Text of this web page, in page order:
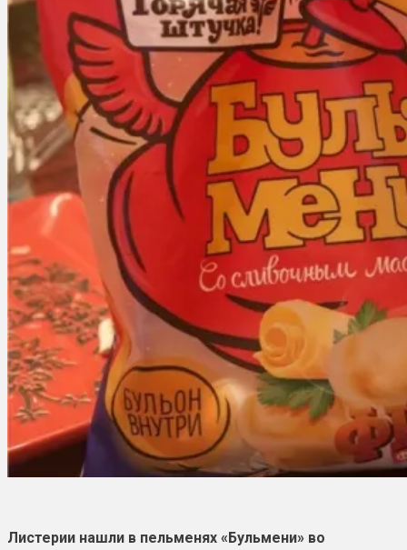
Листерии нашли в пельменях «Бульмени» во